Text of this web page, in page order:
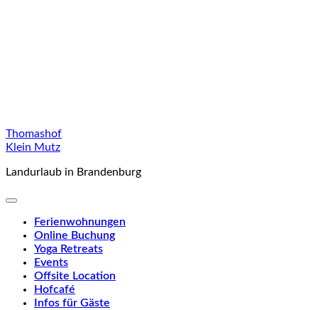
Skip
to
Thomashof
Klein Mutz
Landurlaub in Brandenburg
Ferienwohnungen
Online Buchung
Yoga Retreats
Events
Offsite Location
Hofcafé
Infos für Gäste